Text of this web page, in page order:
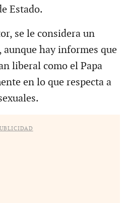
Estado.
se le considera un
aunque hay informes que
liberal como el Papa
en lo que respecta a